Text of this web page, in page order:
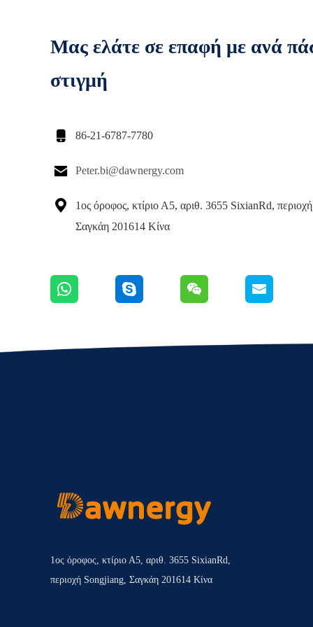
Μας ελάτε σε επαφή με ανά
στιγμή
 86-21-6787-7780
 Peter.bi@dawnergy.com

1ος όροφος, κτίριο Α5, αριθ. 3655 SixianRd,
Σαγκάη 201614 Κίνα
1ος όροφος, κτίριο Α5, αριθ. 3655 SixianRd,
περιοχή Songjiang, Σαγκάη 201614 Κίνα